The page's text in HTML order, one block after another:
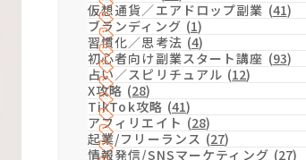
仮想通貨／エアドロップ副業 (41)
ブランディング (1)
習慣化／思考法 (4)
初心者向け副業スタート講座 (93)
占い／スピリチュアル (12)
X攻略 (28)
TikTok攻略 (41)
アフィリエイト (28)
起業/フリーランス (27)
情報発信/SNSマーケティング (27)